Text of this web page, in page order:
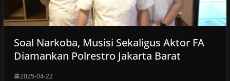
Soal Narkoba, Musisi Sekaligus Aktor FA
Diamankan Polrestro Jakarta Barat
2025-04-22